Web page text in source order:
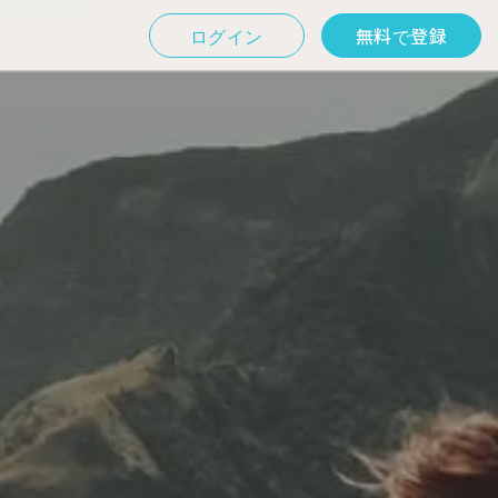
ログイン 無料で登録